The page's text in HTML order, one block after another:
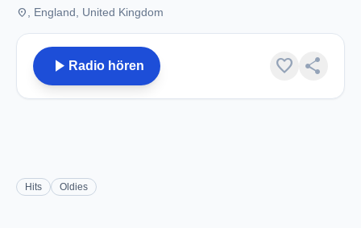
place , England, United Kingdom
play_arrow Radio hören favorite share
Hits Oldies